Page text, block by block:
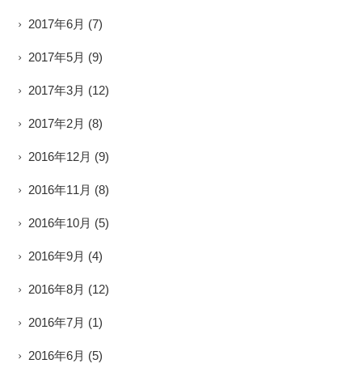
2017年6月 (7)
2017年5月 (9)
2017年3月 (12)
2017年2月 (8)
2016年12月 (9)
2016年11月 (8)
2016年10月 (5)
2016年9月 (4)
2016年8月 (12)
2016年7月 (1)
2016年6月 (5)